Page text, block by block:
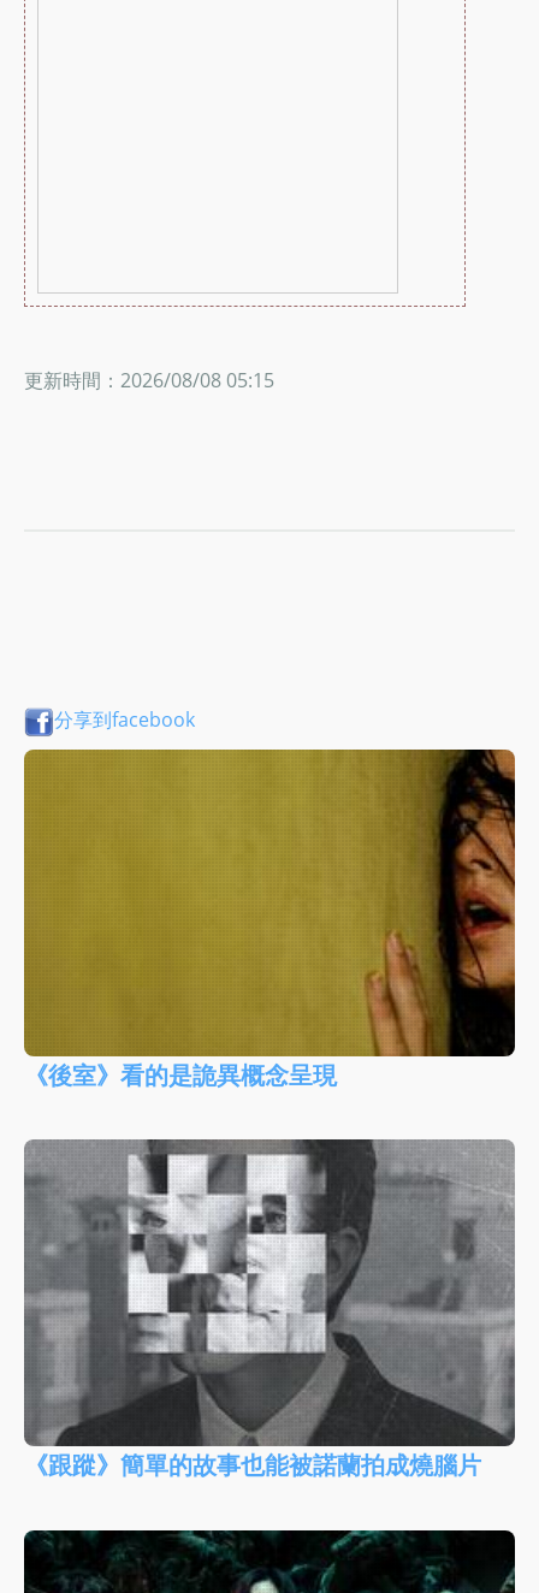
更新時間：2026/08/08 05:15
分享到facebook
《後室》看的是詭異概念呈現
《跟蹤》簡單的故事也能被諾蘭拍成燒腦片